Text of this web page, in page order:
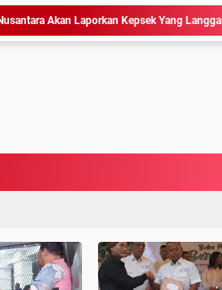
Sekolah, Rawan Korupsi
Kajati Sumut Bertemu Pangdam 1/ BB